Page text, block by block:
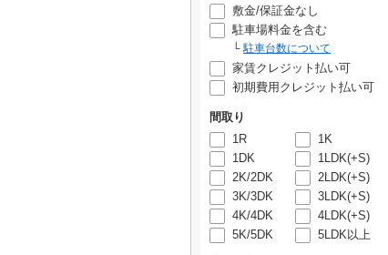
敷金/保証金なし
駐車場料金を含む
駐車台数について
家賃クレジット払い可
初期費用クレジット払い可
間取り
1R
1K
1DK
1LDK(+S)
2K/2DK
2LDK(+S)
3K/3DK
3LDK(+S)
4K/4DK
4LDK(+S)
5K/5DK
5LDK以上